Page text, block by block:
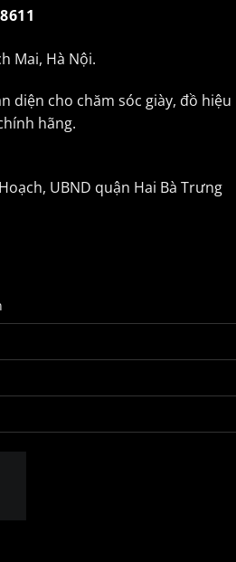
Mai, Hà Nội.
diện cho chăm sóc giày, đồ hiệu
hãng.
UBND quận Hai Bà Trưng